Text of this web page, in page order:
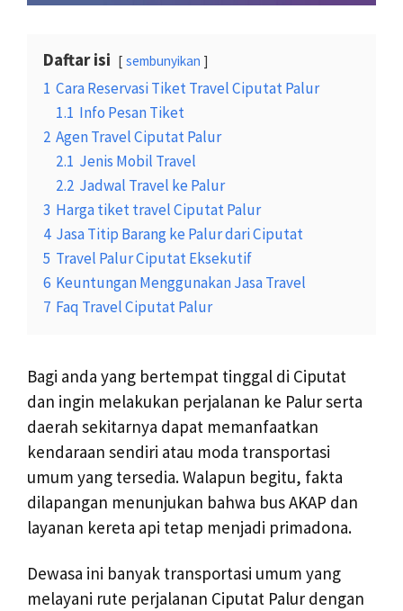
Daftar isi sembunyikan
1 Cara Reservasi Tiket Travel Ciputat Palur
1.1 Info Pesan Tiket
2 Agen Travel Ciputat Palur
2.1 Jenis Mobil Travel
2.2 Jadwal Travel ke Palur
3 Harga tiket travel Ciputat Palur
4 Jasa Titip Barang ke Palur dari Ciputat
5 Travel Palur Ciputat Eksekutif
6 Keuntungan Menggunakan Jasa Travel
7 Faq Travel Ciputat Palur
Bagi anda yang bertempat tinggal di Ciputat
dan ingin melakukan perjalanan ke Palur serta
daerah sekitarnya dapat memanfaatkan
kendaraan sendiri atau moda transportasi
umum yang tersedia. Walapun begitu, fakta
dilapangan menunjukan bahwa bus AKAP dan
layanan kereta api tetap menjadi primadona.
Dewasa ini banyak transportasi umum yang
melayani rute perjalanan Ciputat Palur dengan